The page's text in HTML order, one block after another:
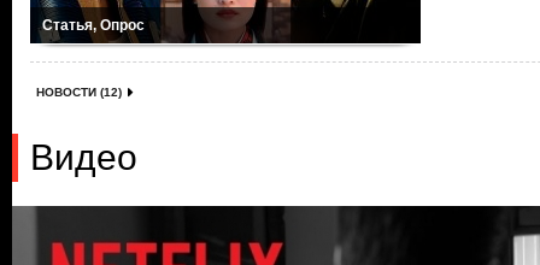
Статья, Опрос
НОВОСТИ (12)
Видео